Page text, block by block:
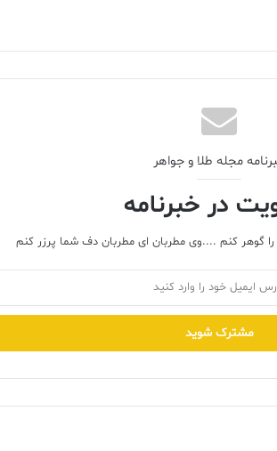
مجله طلا و جواهر
در خبرنامه
گوهر کنم ....وی مطربان ای مطربان دف شما پرزر کنم